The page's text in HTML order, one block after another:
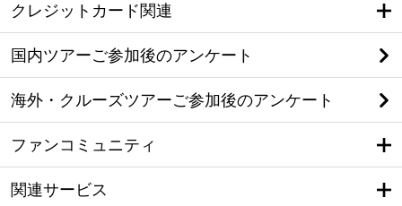
クレジットカード関連
国内ツアーご参加後のアンケート
海外・クルーズツアーご参加後のアンケート
ファンコミュニティ
関連サービス